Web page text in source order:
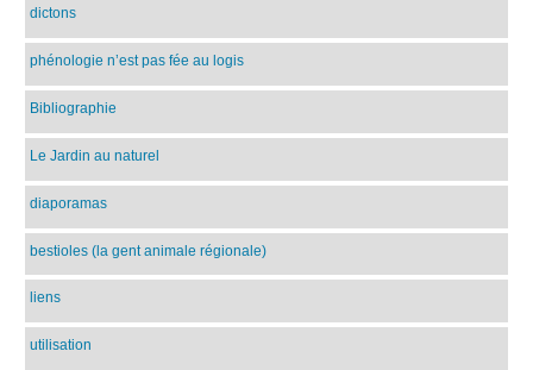
dictons
phénologie n’est pas fée au logis
Bibliographie
Le Jardin au naturel
diaporamas
bestioles (la gent animale régionale)
liens
utilisation